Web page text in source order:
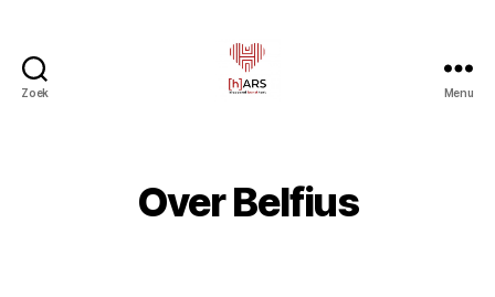
Zoek Menu
Over Belfius